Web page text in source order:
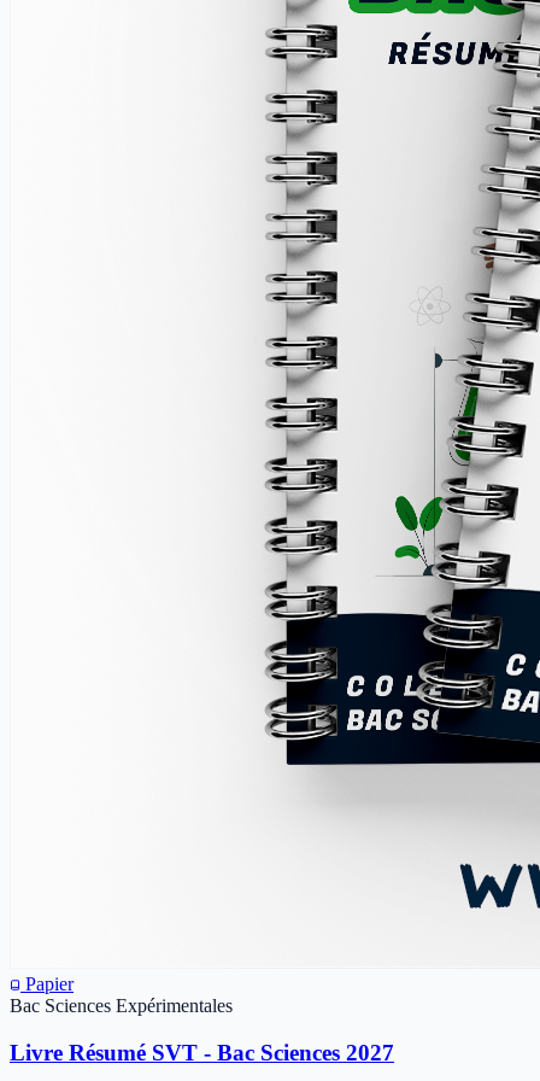
Papier
Bac Sciences Expérimentales
Livre Résumé SVT - Bac Sciences 2027